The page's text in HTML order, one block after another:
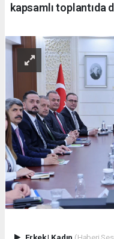
kapsamlı toplantıda